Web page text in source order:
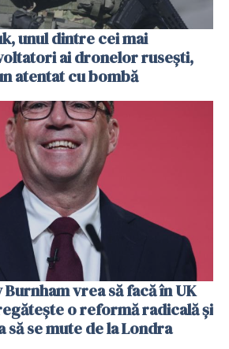
unul dintre cei mai
ai dronelor rusești,
atentat cu bombă
vrea să facă în UK
o reformă radicală și
se mute de la Londra